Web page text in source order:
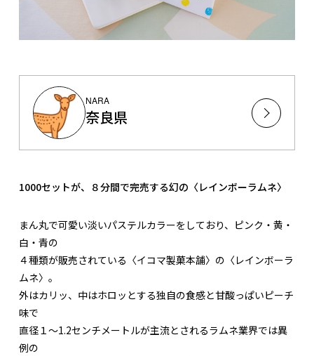
NARA
奈良県
1000セットが、８分間で完売する幻の〈レインボーラムネ〉
まん丸で可愛い淡いパステルカラーをしており、ピンク・黄・
白・青の
４種類が販売されている〈イコマ製菓本舗〉の〈レインボーラ
ムネ〉。
外はカリッ、中はホロッとする独自の食感と甘酸っぱいピーチ
味で
直径１〜1.2センチメートルが主流とされるラムネ業界では異
例の